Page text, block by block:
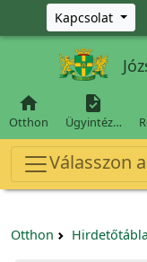
Ugrás a fő tartalomra
Kapcsolat

Otthon

Ügyintéz…
Válasszon
Otthon Hirdetőtábla